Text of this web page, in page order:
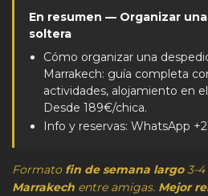
En resumen — Organizar
soltera
Cómo organizar una
Marrakech: guía completa
actividades, alojamiento en
Desde 189€/chica.
Info y reservas: WhatsApp
Formato fin de semana largo3-4
Marrakech entre amigas. Mejor